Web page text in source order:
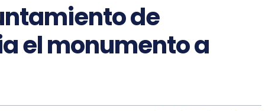
de
el monumento a